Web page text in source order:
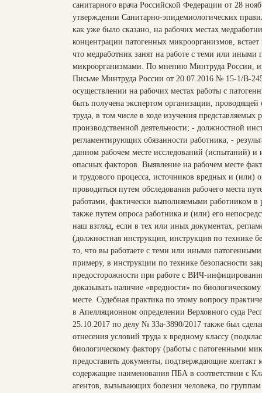
санитарного врача Российской Федерации от 28
утверждении Санитарно-эпидемиологических
как уже было сказано, на рабочих местах
концентрации патогенных микроорганизмов,
что медработник занят на работе с теми или иными
микроорганизмами. По мнению Минтруда России,
Письме Минтруда России от 20.07.2016 № 15-1/В-
осуществлении на рабочих местах работы с
быть получена экспертом организации,
труда, в том числе в ходе изучения представляемых
производственной деятельности; - должностной
регламентирующих обязанности работника; -
данном рабочем месте исследований (испытаний)
опасных факторов. Выявление на рабочем месте
и трудового процесса, источников вредных и (или)
проводиться путем обследования рабочего места
работами, фактически выполняемыми работником
также путем опроса работника и (или) его
наш взгляд, если в тех или иных документах,
(должностная инструкция, инструкция по технике
то, что вы работаете с теми или иными
примеру, в инструкции по технике безопасности
предосторожности при работе с ВИЧ-
доказывать наличие «вредности» по
месте. Судебная практика по этому вопросу
в Апелляционном определении Верховного суда
25.10.2017 по делу № 33а-3890/2017 также был
отнесения условий труда к вредному классу
биологическому фактору (работы с патогенными
предоставить документы, подтверждающие контакт
содержащие наименования ПБА в соответствии с
агентов, вызывающих болезни человека, по